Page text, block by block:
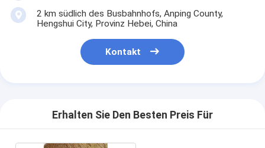
2 km südlich des Busbahnhofs, Anping County,
Hengshui City, Provinz Hebei, China
Kontakt
Erhalten Sie Den Besten Preis Für